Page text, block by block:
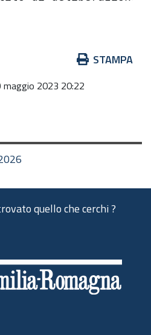
STAMPA
maggio 2023 20:22
quello che cerchi ?